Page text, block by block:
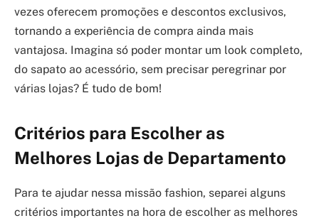
vezes oferecem promoções e descontos exclusivos,
tornando a experiência de compra ainda mais
vantajosa. Imagina só poder montar um look completo,
do sapato ao acessório, sem precisar peregrinar por
várias lojas? É tudo de bom!
Critérios para Escolher as
Melhores Lojas de Departamento
Para te ajudar nessa missão fashion, separei alguns
critérios importantes na hora de escolher as melhores